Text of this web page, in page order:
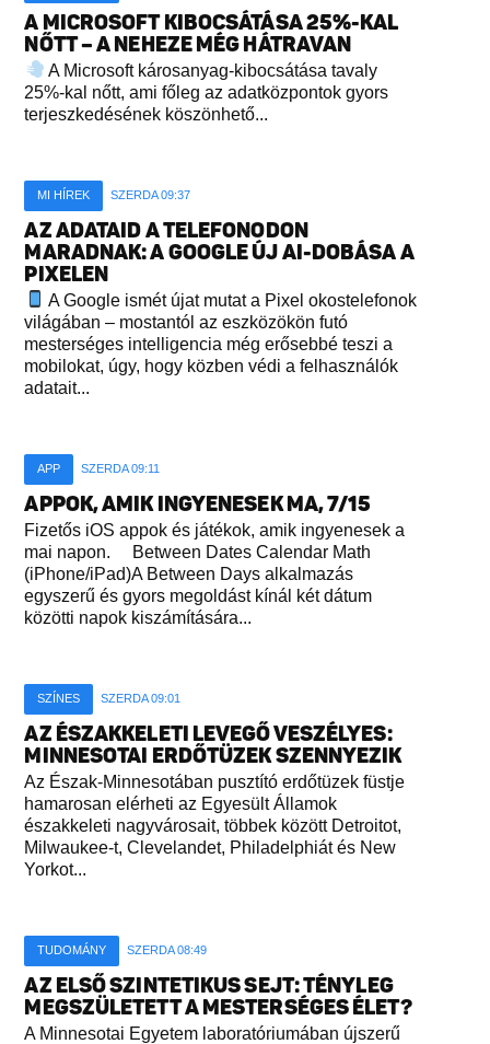
A MICROSOFT KIBOCSÁTÁSA 25%-KAL
NŐTT – A NEHEZE MÉG HÁTRAVAN
A Microsoft károsanyag-kibocsátása tavaly
25%-kal nőtt, ami főleg az adatközpontok gyors
terjeszkedésének köszönhető...
MI HÍREK SZERDA 09:37
AZ ADATAID A TELEFONODON
MARADNAK: A GOOGLE ÚJ AI-DOBÁSA A
PIXELEN
A Google ismét újat mutat a Pixel okostelefonok
világában – mostantól az eszközökön futó
mesterséges intelligencia még erősebbé teszi a
mobilokat, úgy, hogy közben védi a felhasználók
adatait...
APP SZERDA 09:11
APPOK, AMIK INGYENESEK MA, 7/15
Fizetős iOS appok és játékok, amik ingyenesek a
mai napon. Between Dates Calendar Math
(iPhone/iPad)A Between Days alkalmazás
egyszerű és gyors megoldást kínál két dátum
közötti napok kiszámítására...
SZÍNES SZERDA 09:01
AZ ÉSZAKKELETI LEVEGŐ VESZÉLYES:
MINNESOTAI ERDŐTÜZEK SZENNYEZIK
Az Észak-Minnesotában pusztító erdőtüzek füstje
hamarosan elérheti az Egyesült Államok
északkeleti nagyvárosait, többek között Detroitot,
Milwaukee-t, Clevelandet, Philadelphiát és New
Yorkot...
TUDOMÁNY SZERDA 08:49
AZ ELSŐ SZINTETIKUS SEJT: TÉNYLEG
MEGSZÜLETETT A MESTERSÉGES ÉLET?
A Minnesotai Egyetem laboratóriumában újszerű